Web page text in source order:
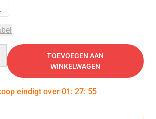
TOEVOEGEN AAN
WINKELWAGEN
eindigt over 01 : 27: 54